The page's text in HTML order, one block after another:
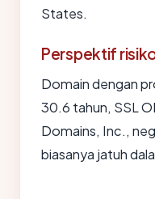
States.
Perspektif
Domain dengan
30.6 tahun, SSL
Domains, Inc.,
biasanya jatuh